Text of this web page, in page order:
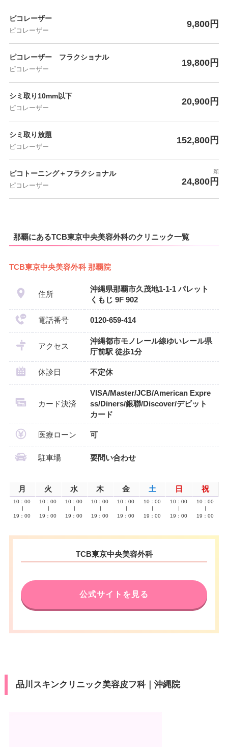
ピコレーザー
ピコレーザー
9,800円
ピコレーザー フラクショナル
ピコレーザー
19,800円
シミ取り10mm以下
ピコレーザー
20,900円
シミ取り放題
ピコレーザー
152,800円
ピコトーニング＋フラクショナル
ピコレーザー
頬
24,800円
那覇にあるTCB東京中央美容外科のクリニック一覧
TCB東京中央美容外科 那覇院
住所
沖縄県那覇市久茂地1-1-1 パレット
くもじ 9F 902
電話番号 0120-659-414
アクセス
沖縄都市モノレール線ゆいレール県
庁前駅 徒歩1分
休診日 不定休
カード決済
VISA/Master/JCB/American Expre
ss/Diners/銀聯/Discover/デビット
カード
医療ローン 可
駐車場 要問い合わせ
月 火 水 木 金 土 日 祝
10：00
19：00
10：00
19：00
10：00
19：00
10：00
19：00
10：00
19：00
10：00
19：00
10：00
19：00
10：00
19：00
TCB東京中央美容外科
公式サイトを見る
品川スキンクリニック美容皮フ科｜沖縄院